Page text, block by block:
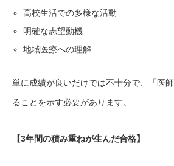
高校生活での多様な活動
明確な志望動機
地域医療への理解
単に成績が良いだけでは不十分で、「医
ることを示す必要があります。
【3年間の積み重ねが生んだ合格】